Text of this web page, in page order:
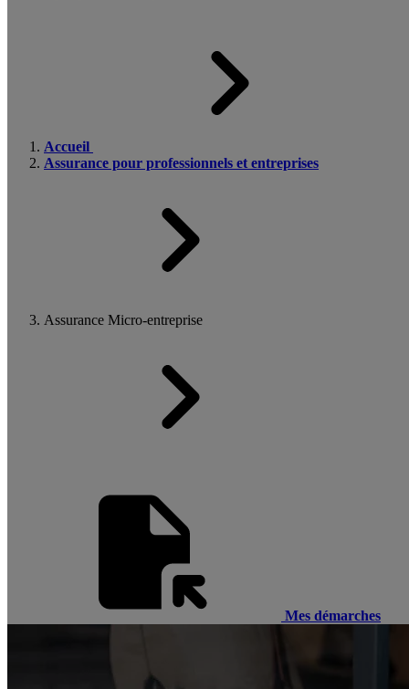
Accueil
Assurance pour professionnels et entreprises
Assurance Micro-entreprise
Mes démarches